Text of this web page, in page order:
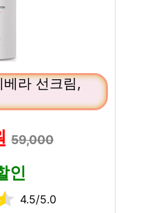
라 선크림,
59,000
인
4.5/5.0